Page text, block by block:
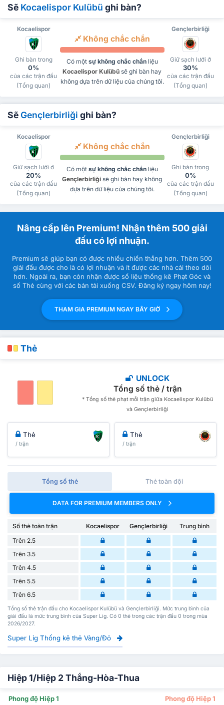
Sẽ Kocaelispor Kulübü ghi bàn?
Kocaelispor Gençlerbirliği
Ghi bàn trong
0%
của các trận đấu
(Tổng quan)
Không chắc chắn
Có một sự không chắc chắnliệu
Kocaelispor Kulübü sẽ ghi bàn hay
không dựa trên dữ liệu của chúng tôi.
Giữ sạch lưới ở
30%
của các trận đấu
(Tổng quan)
Sẽ Gençlerbirliği ghi bàn?
Kocaelispor Gençlerbirliği
Giữ sạch lưới ở
20%
của các trận đấu
(Tổng quan)
Không chắc chắn
Có một sự không chắc chắnliệu
Gençlerbirliği sẽ ghi bàn hay không
dựa trên dữ liệu của chúng tôi.
Ghi bàn trong
0%
của các trận đấu
(Tổng quan)
Nâng cấp lên Premium! Nhận thêm 500 giải
đấu có lợi nhuận.
Premium sẽ giúp bạn có được nhiều chiến thắng hơn. Thêm 500
giải đấu được cho là có lợi nhuận và ít được các nhà cái theo dõi
hơn. Ngoài ra, bạn còn nhận được số liệu thống kê Phạt Góc và
số Thẻ cùng với các bản tải xuống CSV. Đăng ký ngay hôm nay!
THAM GIA PREMIUM NGAY BÂY GIỜ
Thẻ
UNLOCK
Tổng số thẻ / trận
* Tổng số thẻ phạt mỗi trận giữa Kocaelispor Kulübü
và Gençlerbirliği
Thẻ
/ trận
Thẻ
/ trận
Tổng số thẻ Thẻ toàn đội
DATA FOR PREMIUM MEMBERS ONLY
Số thẻ toàn trận Kocaelispor Gençlerbirliği
Trung bình
Trên 2.5
Trên 3.5
Trên 4.5
Trên 5.5
Trên 6.5
Tổng số thẻ trận đấu cho Kocaelispor Kulübü và Gençlerbirliği. Mức trung bình của
giải đấu là mức trung bình của Super Lig. Có 0 thẻ trong các trận đấu 0 trong mùa
2026/2027.
Super Lig Thống kê thẻ Vàng/Đỏ
Hiệp 1/Hiệp 2 Thắng-Hòa-Thua
Phong độ Hiệp 1 Phong độ Hiệp 1